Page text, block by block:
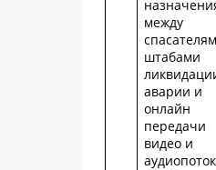
между
штабами
аварии и
онлайн
передачи
видео и